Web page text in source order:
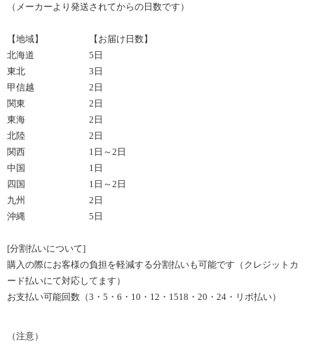
（メーカーより発送されてからの日数です）
【地域】 【お届け日数】
北海道 5日
東北 3日
甲信越 2日
関東 2日
東海 2日
北陸 2日
関西 1日～2日
中国 1日
四国 1日～2日
九州 2日
沖縄 5日
[分割払いについて]
購入の際にお客様の負担を軽減する分割払いも可能です（クレジットカ
ード払いにて対応してます）
お支払い可能回数（3・5・6・10・12・1518・20・24・リボ払い）
（注意）